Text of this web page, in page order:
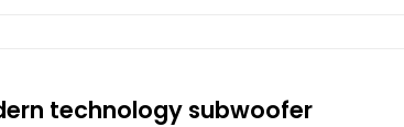
technology subwoofer